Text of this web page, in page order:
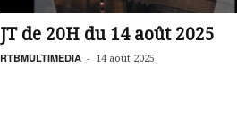
JT de 20H du 14 août 2025
RTBMULTIMEDIA - 14 août 2025